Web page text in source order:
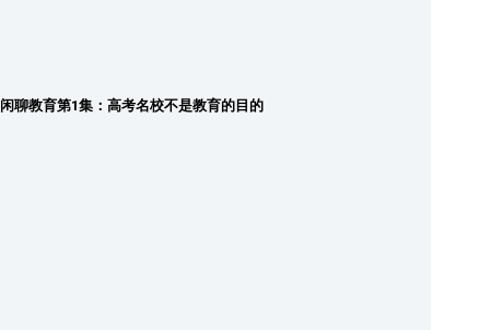
闲聊教育第1集：高考名校不是教育的目的